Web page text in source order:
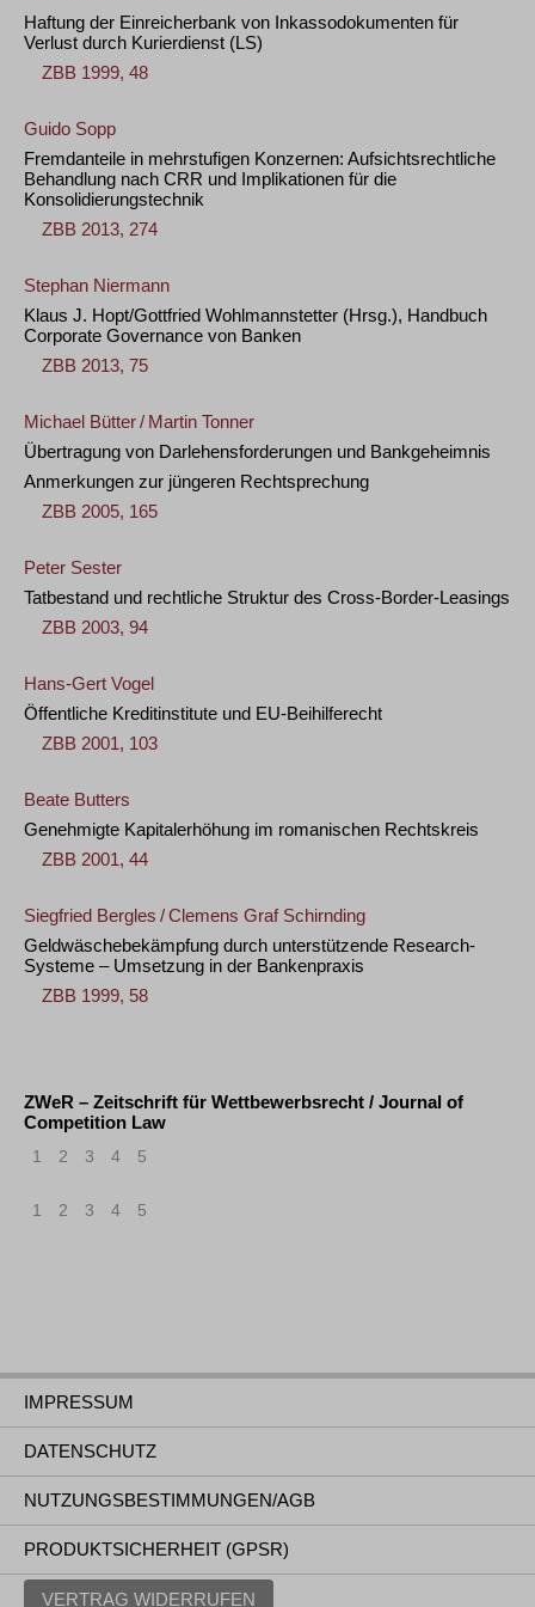
Haftung der Einreicherbank von Inkassodokumenten für
Verlust durch Kurierdienst (LS)
ZBB 1999, 48
Guido Sopp
Fremdanteile in mehrstufigen Konzernen: Aufsichtsrechtliche
Behandlung nach CRR und Implikationen für die
Konsolidierungstechnik
ZBB 2013, 274
Stephan Niermann
Klaus J. Hopt/Gottfried Wohlmannstetter (Hrsg.), Handbuch
Corporate Governance von Banken
ZBB 2013, 75
Michael Bütter/ Martin Tonner
Übertragung von Darlehensforderungen und Bankgeheimnis
Anmerkungen zur jüngeren Rechtsprechung
ZBB 2005, 165
Peter Sester
Tatbestand und rechtliche Struktur des Cross-Border-Leasings
ZBB 2003, 94
Hans-Gert Vogel
Öffentliche Kreditinstitute und EU-Beihilferecht
ZBB 2001, 103
Beate Butters
Genehmigte Kapitalerhöhung im romanischen Rechtskreis
ZBB 2001, 44
Siegfried Bergles /Clemens Graf Schirnding
Geldwäschebekämpfung durch unterstützende Research-
Systeme – Umsetzung in der Bankenpraxis
ZBB 1999, 58
ZWeR – Zeitschrift für Wettbewerbsrecht / Journal of
Competition Law
1 2 3 4 5
1 2 3 4 5
IMPRESSUM
DATENSCHUTZ
NUTZUNGSBESTIMMUNGEN/AGB
PRODUKTSICHERHEIT (GPSR)
VERTRAG WIDERRUFEN